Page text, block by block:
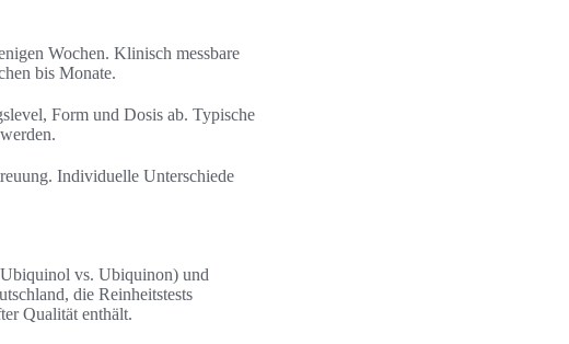
Wochen. Klinisch messbare
bis Monate.
Form und Dosis ab. Typische
Individuelle Unterschiede
vs. Ubiquinon) und
die Reinheitstests
Qualität enthält.